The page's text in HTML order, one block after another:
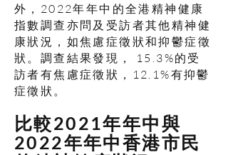
外，2022年年中的全港精神健康
指數調查亦問及受訪者其他精神健
康狀況，如焦慮症徵狀和抑鬱症徵
狀。調查結果發現， 15.3%的受
訪者有焦慮症徵狀，12.1%有抑鬱
症徵狀。
比較2021年年中與
2022年年中香港市民